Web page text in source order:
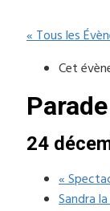
« Tous les
Cet
24
«
Sandra